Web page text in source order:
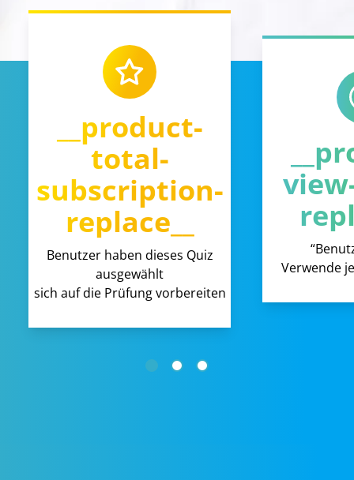
__product-
total-
subscription-
replace__
Benutzer haben dieses Quiz
ausgewählt
sich auf die Prüfung vorbereiten
Verwende